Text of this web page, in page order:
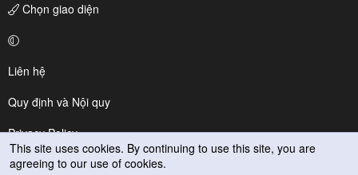
Chọn giao diện
Liên hệ
Quy định và Nội quy
Privacy Policy
Trợ giúp
This site uses cookies. By continuing to use this site, you are
agreeing to our use of cookies.